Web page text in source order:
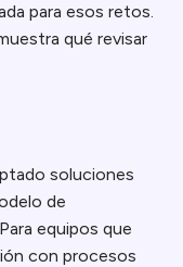
para esos retos.
qué revisar
soluciones
de
equipos que
con procesos